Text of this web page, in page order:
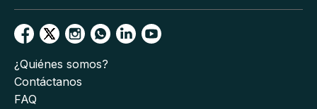
¿Quiénes somos?
Contáctanos
FAQ